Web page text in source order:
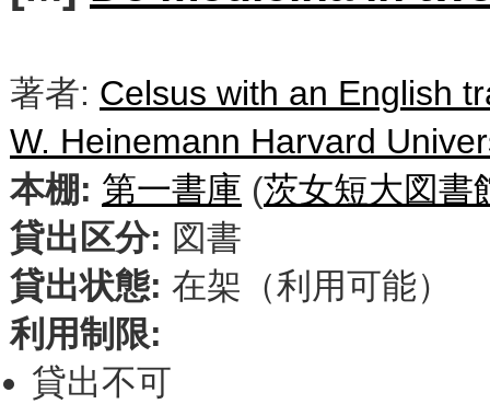
著者: Celsus with an English
W. Heinemann Harvard
本棚: 第一書庫 (茨女短大図書
貸出区分: 図書
貸出状態: 在架（利用可能）
利用制限:
貸出不可